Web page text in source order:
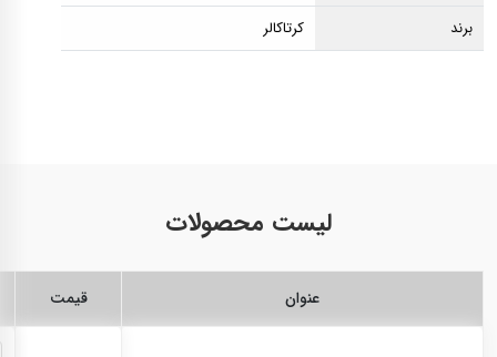
برند
کرتاکالر
لیست محصولات
عنوان قیمت